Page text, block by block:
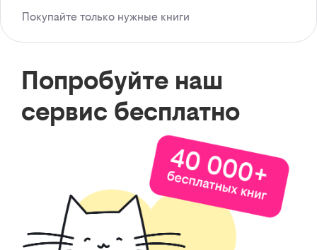
Покупайте только нужные книги
Попробуйте наш
сервис бесплатно